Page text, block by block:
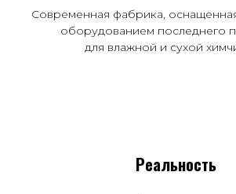
Современная фабрика,
оборудованием последнего
для влажной и сухой
Реальность